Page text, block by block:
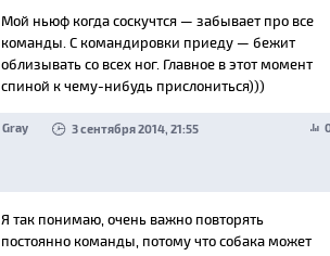
Мой ньюф когда соскучтся — забывает про все
команды. С командировки приеду — бежит
облизывать со всех ног. Главное в этот момент
спиной к чему-нибудь прислониться)))
Gray 3 сентября 2014, 21:55
Я так понимаю, очень важно повторять
постоянно команды, потому что собака может